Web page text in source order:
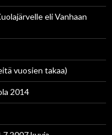
eli Vanhaan
vuosien takaa)
2014